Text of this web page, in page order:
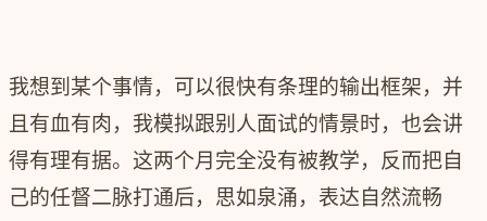
我想到某个事情，可以很快有条理的输出框架，并
且有血有肉，我模拟跟别人面试的情景时，也会讲
得有理有据。这两个月完全没有被教学，反而把自
己的任督二脉打通后，思如泉涌，表达自然流畅